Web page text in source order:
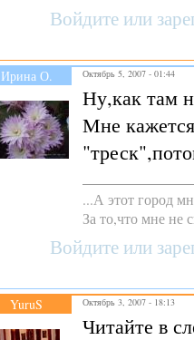
Войдите или
Ирина О. Октябрь 5, 2007 - 01:44
Ну,как там
Мне
...А этот город
За то,что мне не
Войдите или
YuruS Октябрь 3, 2007 - 18:13
Читайте в